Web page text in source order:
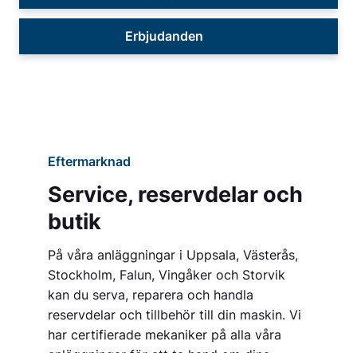
Erbjudanden
Eftermarknad
Service, reservdelar och
butik
På våra anläggningar i Uppsala, Västerås,
Stockholm, Falun, Vingåker och Storvik
kan du serva, reparera och handla
reservdelar och tillbehör till din maskin. Vi
har certifierade mekaniker på alla våra